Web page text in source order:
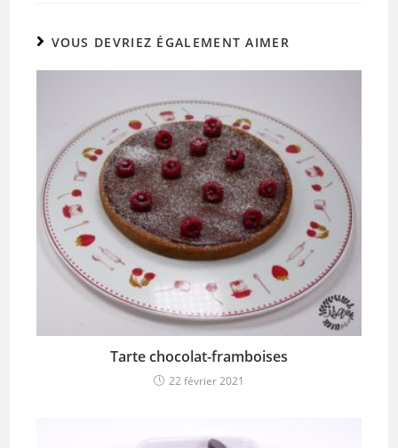
VOUS DEVRIEZ ÉGALEMENT AIMER
Tarte chocolat-framboises
22 février 2021